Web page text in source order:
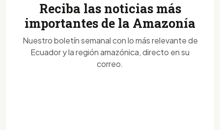
Reciba las noticias más
importantes de la Amazonía
Nuestro boletín semanal con lo más relevante de
Ecuador y la región amazónica, directo en su
correo.